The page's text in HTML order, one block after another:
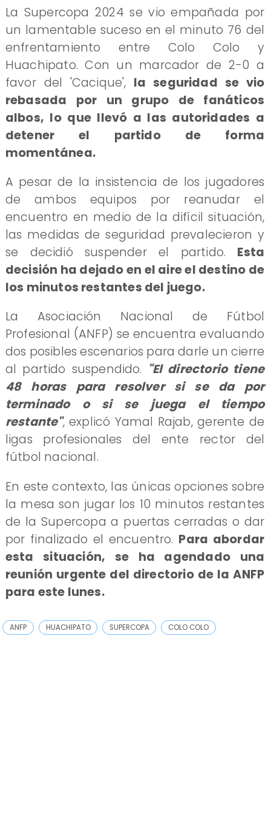
​La Supercopa 2024 se vio empañada por
un lamentable suceso en el minuto 76 del
enfrentamiento entre Colo Colo y
Huachipato. Con un marcador de 2-0 a
favor del 'Cacique', la seguridad se vio
rebasada por un grupo de fanáticos
albos, lo que llevó a las autoridades a
detener el partido de forma
momentánea.
A pesar de la insistencia de los jugadores
de ambos equipos por reanudar el
encuentro en medio de la difícil situación,
las medidas de seguridad prevalecieron y
se decidió suspender el partido. Esta
decisión ha dejado en el aire el destino de
los minutos restantes del juego.
La Asociación Nacional de Fútbol
Profesional (ANFP) se encuentra evaluando
dos posibles escenarios para darle un cierre
al partido suspendido. "El directorio tiene
48 horas para resolver si se da por
terminado o si se juega el tiempo
restante", explicó Yamal Rajab, gerente de
ligas profesionales del ente rector del
fútbol nacional.
En este contexto, las únicas opciones sobre
la mesa son jugar los 10 minutos restantes
de la Supercopa a puertas cerradas o dar
por finalizado el encuentro. Para abordar
esta situación, se ha agendado una
reunión urgente del directorio de la ANFP
para este lunes.
ANFP HUACHIPATO SUPERCOPA COLO COLO